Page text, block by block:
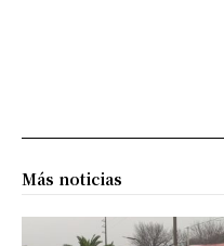
Más noticias